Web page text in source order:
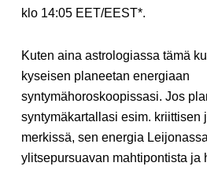
klo 14:05 EET/EEST*.
Kuten aina astrologiassa tämä
kyseisen planeetan energiaan
syntymähoroskoopissasi. Jos
syntymäkartallasi esim. kriittisen
merkissä, sen energia
ylitsepursuavan mahtipontista ja